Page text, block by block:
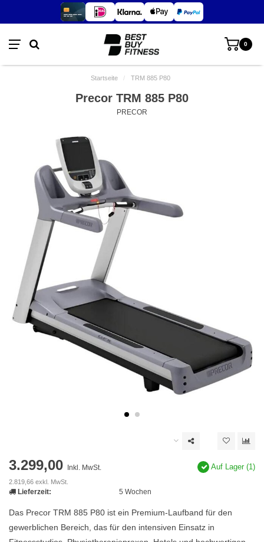
0
Startseite / TRM 885 P80
Precor TRM 885 P80
PRECOR
3.299,00 Inkl. MwSt.
2.819,66 exkl. MwSt.
Auf Lager (1)
Lieferzeit: 5 Wochen
Das Precor TRM 885 P80 ist ein Premium-Laufband für den
gewerblichen Bereich, das für den intensiven Einsatz in